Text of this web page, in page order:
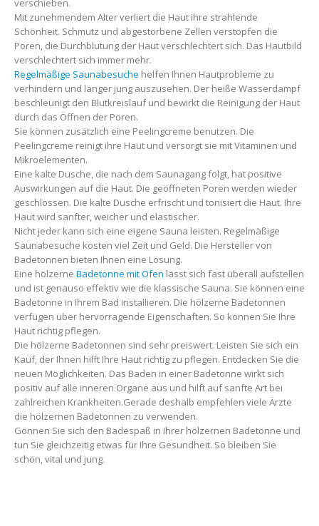
verschieben.
Mit zunehmendem Alter verliert die Haut ihre strahlende
Schönheit. Schmutz und abgestorbene Zellen verstopfen die
Poren, die Durchblutung der Haut verschlechtert sich. Das Hautbild
verschlechtert sich immer mehr.
Regelmäßige Saunabesuche helfen Ihnen Hautprobleme zu
verhindern und länger jung auszusehen. Der heiße Wasserdampf
beschleunigt den Blutkreislauf und bewirkt die Reinigung der Haut
durch das Öffnen der Poren.
Sie können zusätzlich eine Peelingcreme benutzen. Die
Peelingcreme reinigt ihre Haut und versorgt sie mit Vitaminen und
Mikroelementen.
Eine kalte Dusche, die nach dem Saunagang folgt, hat positive
Auswirkungen auf die Haut. Die geöffneten Poren werden wieder
geschlossen. Die kalte Dusche erfrischt und tonisiert die Haut. Ihre
Haut wird sanfter, weicher und elastischer.
Nicht jeder kann sich eine eigene Sauna leisten. Regelmäßige
Saunabesuche kosten viel Zeit und Geld. Die Hersteller von
Badetonnen bieten Ihnen eine Lösung.
Eine hölzerne Badetonne mit Ofen lässt sich fast überall aufstellen
und ist genauso effektiv wie die klassische Sauna. Sie können eine
Badetonne in Ihrem Bad installieren. Die hölzerne Badetonnen
verfügen über hervorragende Eigenschaften. So können Sie Ihre
Haut richtig pflegen.
Die hölzerne Badetonnen sind sehr preiswert. Leisten Sie sich ein
Kauf, der Ihnen hilft Ihre Haut richtig zu pflegen. Entdecken Sie die
neuen Möglichkeiten. Das Baden in einer Badetonne wirkt sich
positiv auf alle inneren Organe aus und hilft auf sanfte Art bei
zahlreichen Krankheiten.Gerade deshalb empfehlen viele Ärzte
die hölzernen Badetonnen zu verwenden.
Gönnen Sie sich den Badespaß in Ihrer hölzernen Badetonne und
tun Sie gleichzeitig etwas für Ihre Gesundheit. So bleiben Sie
schön, vital und jung.